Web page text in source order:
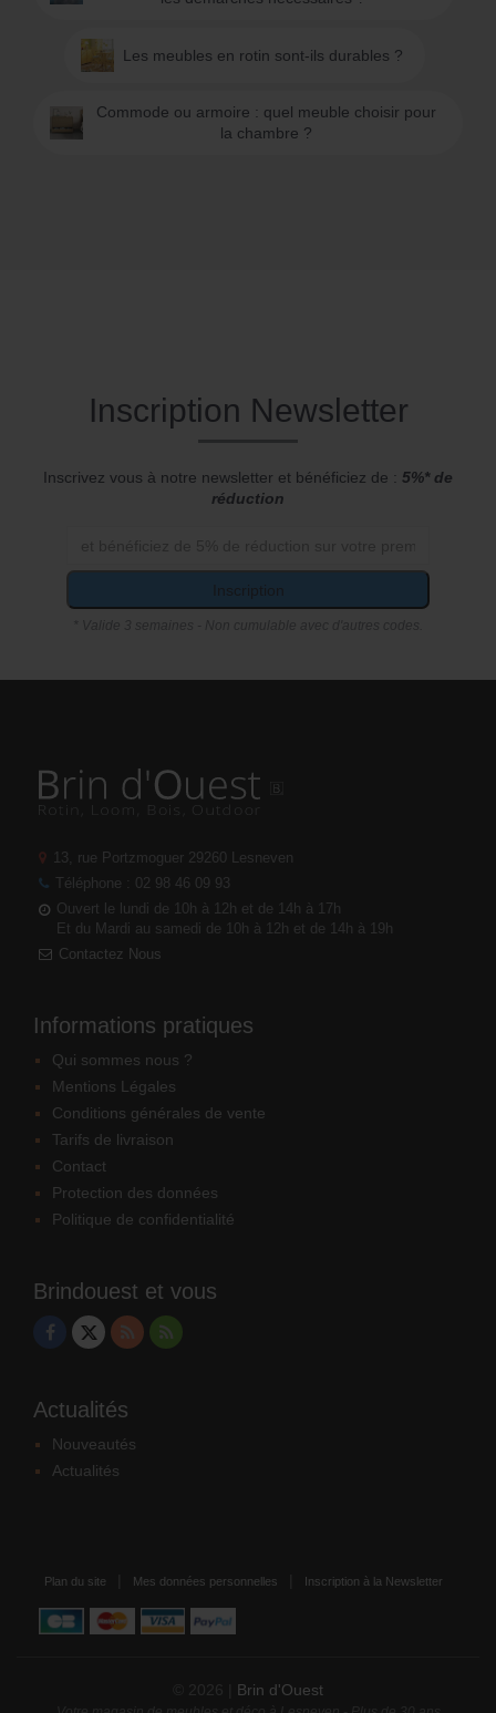
Les meubles en rotin sont-ils durables ?
Commode ou armoire : quel meuble choisir pour
la chambre ?
Inscription Newsletter
Inscrivez vous à notre newsletter et bénéficiez de : 5%* de
réduction
Inscription
13, rue Portzmoguer 29260 Lesneven
Téléphone : 02 98 46 09 93
Ouvert le lundi de 10h à 12h et de 14h à 17h
Et du Mardi au samedi de 10h à 12h et de 14h à 19h
Contactez Nous
Informations pratiques
Qui sommes nous ?
Mentions Légales
Conditions générales de vente
Tarifs de livraison
Contact
Protection des données
Politique de confidentialité
Brindouest et vous
Actualités
Nouveautés
Actualités
Plan du site Mes données personnelles Inscription à la Newsletter
Brin d'Ouest